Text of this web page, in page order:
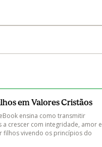
em Valores Cristãos
ensina como transmitir
crescer com integridade, amor e
filhos vivendo os princípios do